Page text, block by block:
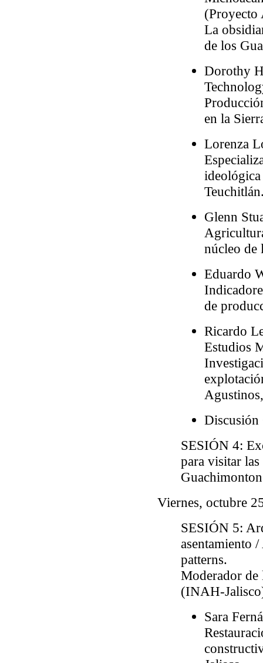
(Proyecto
La
de los
Dorothy
en la
Lorenza
Glenn
núcleo de
Eduardo
de
Ricardo
Estudios
Discusión
SESIÓN 4:
para visitar
Viernes, octubre
SESIÓN 5:
asentamiento
patterns.
Moderador de
(INAH-
Sara